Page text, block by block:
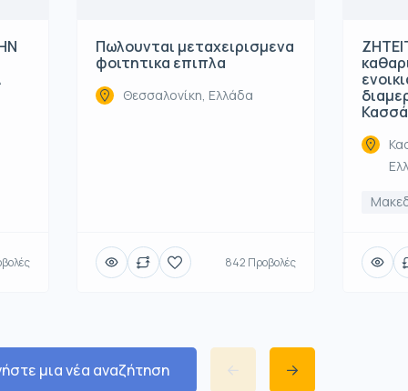
Πωλουνται μεταχειρισμενα
φοιτητικα επιπλα
Θεσσαλονίκη, Ελλάδα
842 Προβολές
μια νέα αναζήτηση